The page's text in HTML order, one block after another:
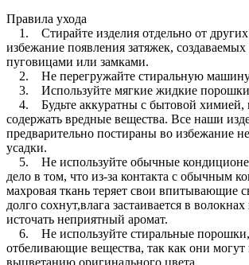
Правила ухода
1. Стирайте изделия отдельно от
избежание появления затяжек,
пуговицами или замками.
2. Не перегружайте стиральную
3. Используйте мягкие жидкие
4. Будьте аккуратны с бытовой химией,
содержать вредные вещества. Все наши
предварительно постираны во избежание
усадки.
5. Не используйте обычные
дело в том, что из-за контакта с обычным
махровая ткань теряет свои впитывающие
долго сохнут,влага застаивается в
источать неприятный аромат.
6. Не используйте стиральные
отбеливающие вещества, так как они могут
выцветанию оригинального цвета.